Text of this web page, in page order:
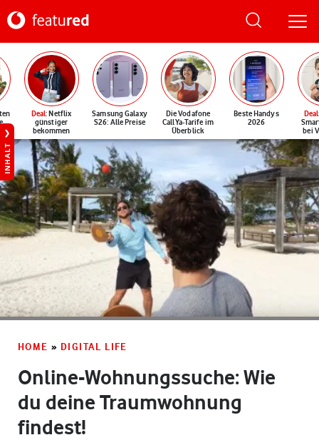
Deal: Netflix
günstiger
bekommen
Samsung Galaxy
S26: Alle Preise
Die Vodafone
CallYa-Tarife im
Überblick
Beste Handys
2026
Deal
bei
INHALT
HOME » DIGITAL LIFE
Online-Wohnungssuche: Wie
du deine Traumwohnung
findest!